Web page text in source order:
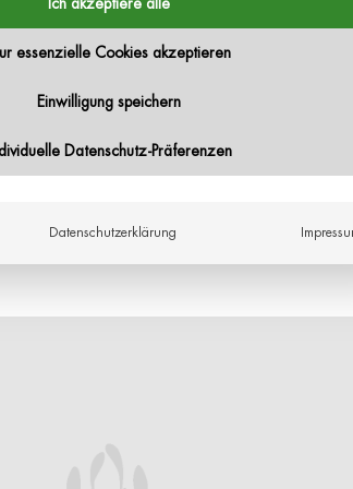
Ich akzeptiere alle
essenzielle Cookies akzeptieren
Einwilligung speichern
Datenschutz-Präferenzen
Datenschutzerklärung